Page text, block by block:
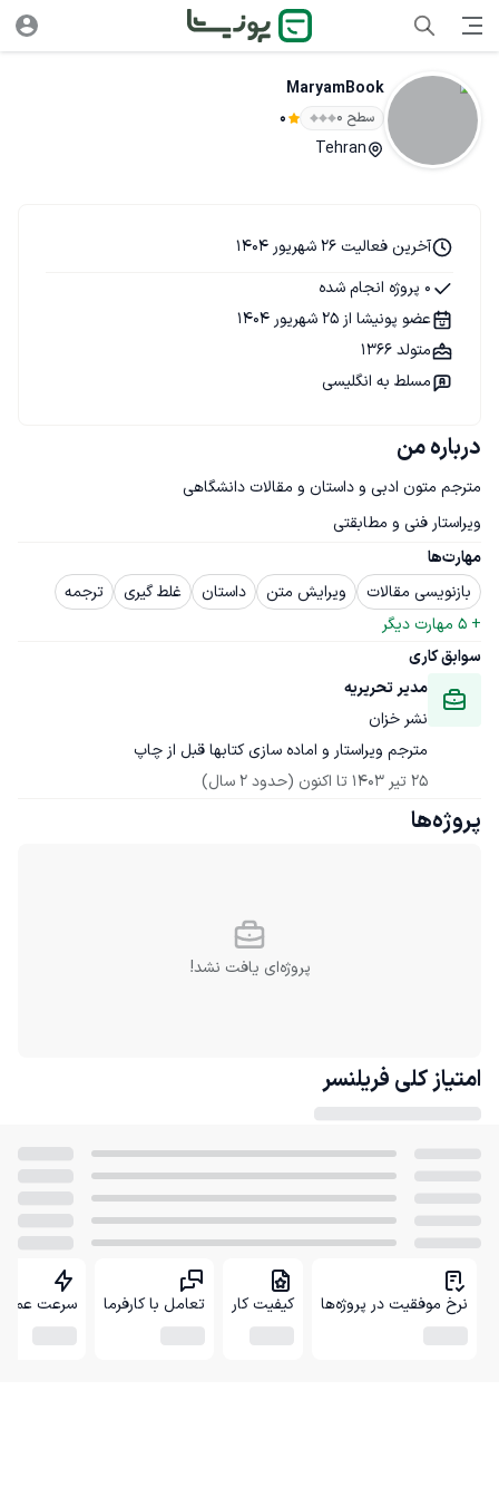
MaryamBook
سطح ۰ 0
Tehran
درباره من
ویراستار فنی و مطابقتی
مهارت‌ها
بازنویسی مقالات
ویرایش متن داستان غلط گیری
ترجمه
+
5 مهارت دیگر
سوابق کاری
مدیر تحریریه
نشر خزان
مترجم ویراستار و اماده سازی کتابها قبل از چاپ
25 تیر 1403
تا اکنون (حدود 2 سال)
آخرین فعالیت 26 شهریور 1404
0 پروژه انجام شده
عضو پونیشا از 25 شهریور 1404
متولد 1366
مسلط به انگلیسی
پروژه‌ها
پروژه‌ای یافت نشد!
امتیاز کلی فریلنسر
نرخ موفقیت در پروژه‌ها کیفیت کار تعامل با کارفرما سرعت عمل